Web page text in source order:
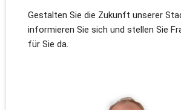
Gestalten Sie die Zukunft unserer
informieren Sie sich und stellen Sie
für Sie da.